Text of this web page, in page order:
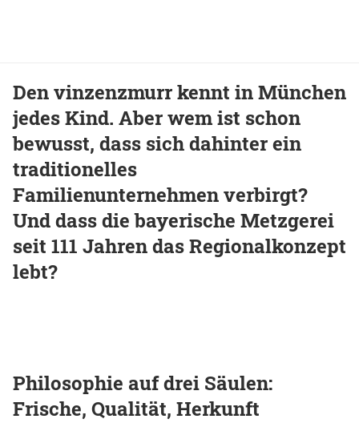
Den vinzenzmurr kennt in München
jedes Kind. Aber wem ist schon
bewusst, dass sich dahinter ein
traditionelles
Familienunternehmen verbirgt?
Und dass die bayerische Metzgerei
seit 111 Jahren das Regionalkonzept
lebt?
Philosophie auf drei Säulen:
Frische, Qualität, Herkunft